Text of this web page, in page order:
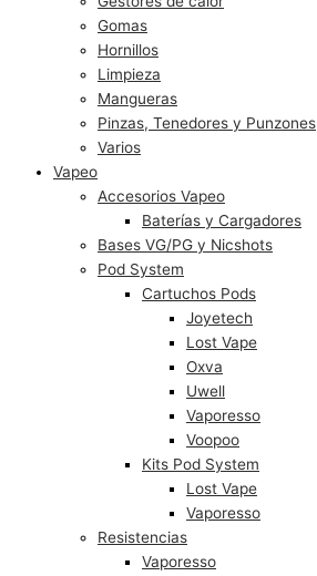
Gomas
Hornillos
Limpieza
Mangueras
Pinzas, Tenedores y Punzones
Varios
Vapeo
Accesorios Vapeo
Baterías y Cargadores
Bases VG/PG y Nicshots
Pod System
Cartuchos Pods
Joyetech
Lost Vape
Oxva
Uwell
Vaporesso
Voopoo
Kits Pod System
Lost Vape
Vaporesso
Resistencias
Vaporesso